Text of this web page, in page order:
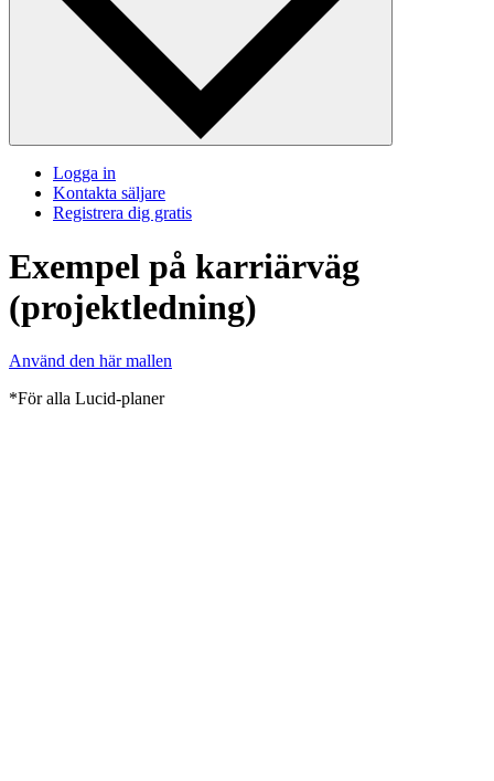
Logga in
Kontakta säljare
Registrera dig gratis
Exempel på karriärväg
(projektledning)
Använd den här mallen
*För alla Lucid-planer